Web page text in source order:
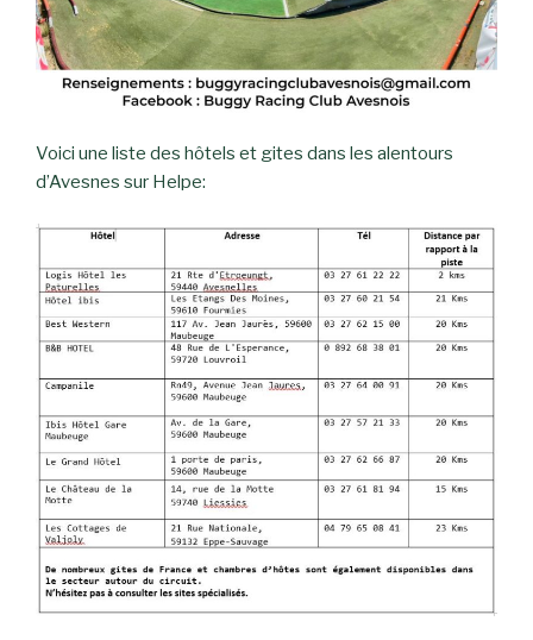
Voici une liste des hôtels et gites dans les alentours
d’Avesnes sur Helpe: